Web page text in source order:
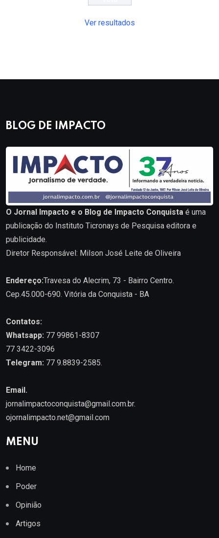
Ver resultados
BLOG DE IMPACTO
O Jornal Impacto e o Blog de Impacto Conquista é uma
publicação do Instituto Ticronays de Pesquisa editora e
publicidade.
Diretor Responsável: Milson José Leite de Oliveira
Endereço:Travesa do Alecrim, 73 - Bairro Centro.
Cep.45.000-690. Vitória da Conquista - BA
Contatos:
Whatsapp: 77 99861-8307
77 3422-3096
Telegram: 77 9.8839-2585.
Email.
jornalimpactoconquista@gmail.com.br.
ojornalimpacto.net@gmail.com
MENU
Home
Poder
Opinião
Artigos